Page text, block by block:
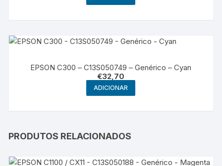
EPSON C300 – C13S050749 – Genérico – Cyan
€32,70
ADICIONAR
PRODUTOS RELACIONADOS